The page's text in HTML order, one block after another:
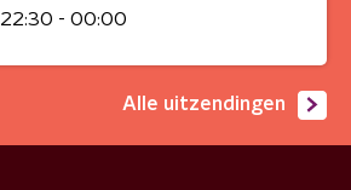
22:30 - 00:00
Alle uitzendingen